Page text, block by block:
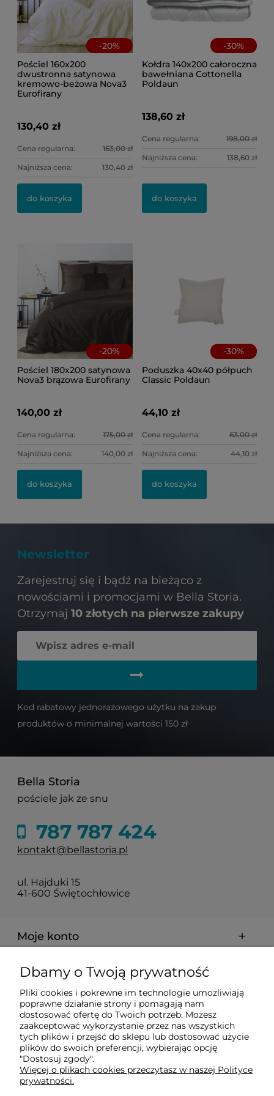
-20%
Pościel 160x200
dwustronna satynowa
kremowo-beżowa Nova3
Eurofirany
130,40 zł
Cena regularna: 163,00 zł
Najniższa cena: 130,40 zł
do koszyka
-30%
Kołdra 140x200 całoroczna
bawełniana Cottonella
Poldaun
138,60 zł
Cena regularna: 198,00 zł
Najniższa cena: 138,60 zł
do koszyka
-20%
Pościel 180x200 satynowa
Nova3 brązowa Eurofirany
140,00 zł
Cena regularna: 175,00 zł
Najniższa cena: 140,00 zł
do koszyka
-30%
Poduszka 40x40 półpuch
Classic Poldaun
44,10 zł
Cena regularna: 63,00 zł
Najniższa cena: 44,10 zł
do koszyka
Newsletter
Zarejestruj się i bądź na bieżąco z
nowościami i promocjami w Bella Storia.
Otrzymaj 10 złotych na pierwsze zakupy
Kod rabatowy jednorazowego użytku na zakup
produktów o minimalnej wartości 150 zł
Bella Storia
pościele jak ze snu
787 787 424
kontakt@bellastoria.pl
ul. Hajduki 15
41-600 Świętochłowice
Moje konto
Dostawa i płatności
O firmie
Obsługiwane metody płatności elektronicznych
Dbamy o Twoją prywatność
Pliki cookies i pokrewne im technologie umożliwiają
poprawne działanie strony i pomagają nam
dostosować ofertę do Twoich potrzeb. Możesz
zaakceptować wykorzystanie przez nas wszystkich
tych plików i przejść do sklepu lub dostosować użycie
plików do swoich preferencji, wybierając opcję
"Dostosuj zgody".
Więcej o plikach cookies przeczytasz w naszej Polityce
prywatności.